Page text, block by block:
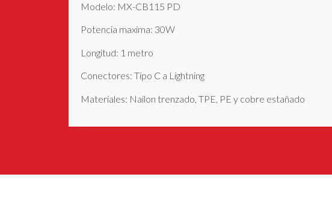
Modelo: MX-CB115 PD
Potencia maxima: 30W
Longitud: 1 metro
Conectores: Tipo C a Lightning
Materiales: Nailon trenzado, TPE, PE y cobre estañado